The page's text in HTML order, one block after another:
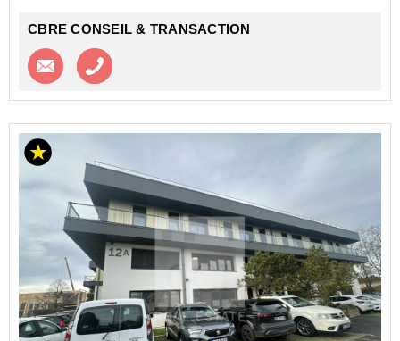
CBRE CONSEIL & TRANSACTION
Contacter l'agence